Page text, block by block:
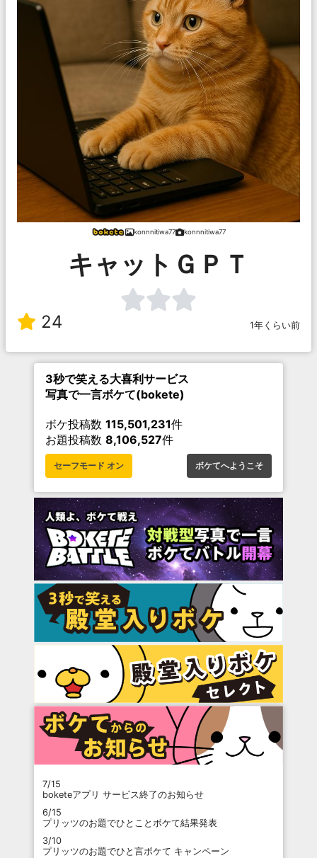
konnnitiwa77 konnnitiwa77
キャットＧＰＴ
24 1年くらい前
3秒で笑える大喜利サービス
写真で一言ボケて(bokete)
ボケ投稿数 115,501,231件
お題投稿数 8,106,527件
セーフモード オン ボケてへようこそ
7/15
boketeアプリ サービス終了のお知らせ
6/15
プリッツのお題でひとことボケて結果発表
3/10
プリッツのお題でひと言ボケて キャンペーン